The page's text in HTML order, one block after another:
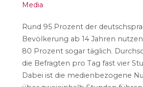
Media
Rund 95 Prozent der
Bevölkerung ab 14 Jahren
80 Prozent sogar täglich.
die Befragten pro Tag fast vier
Dabei ist die medienbezogene